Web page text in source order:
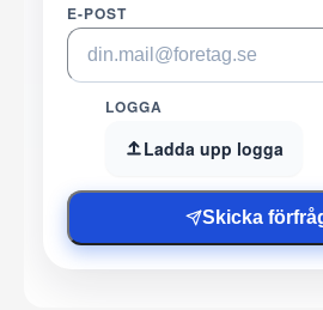
E-POST
LOGGA
Ladda upp logga
Skicka